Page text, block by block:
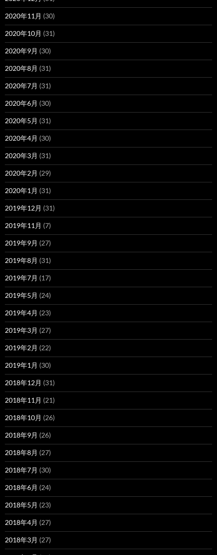
2020年11月 (30)
2020年10月 (31)
2020年9月 (30)
2020年8月 (31)
2020年7月 (31)
2020年6月 (30)
2020年5月 (31)
2020年4月 (30)
2020年3月 (31)
2020年2月 (29)
2020年1月 (31)
2019年12月 (31)
2019年11月 (7)
2019年9月 (27)
2019年8月 (31)
2019年7月 (17)
2019年5月 (24)
2019年4月 (23)
2019年3月 (27)
2019年2月 (22)
2019年1月 (30)
2018年12月 (31)
2018年11月 (21)
2018年10月 (26)
2018年9月 (26)
2018年8月 (27)
2018年7月 (30)
2018年6月 (24)
2018年5月 (23)
2018年4月 (27)
2018年3月 (27)